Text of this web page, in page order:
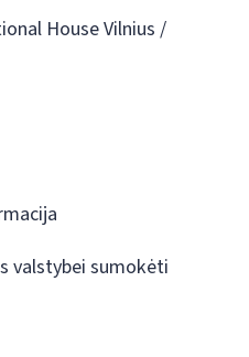
House Vilnius /
valstybei sumokėti